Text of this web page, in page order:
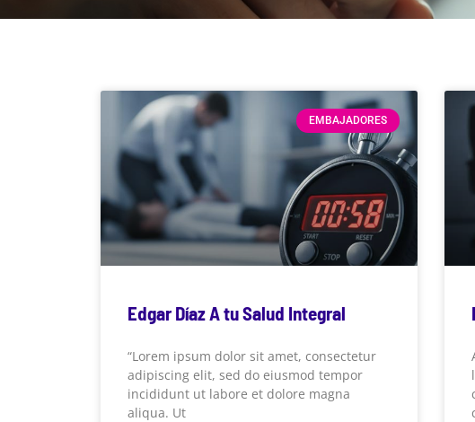
EMBAJADORES
Edgar Díaz A tu Salud Integral
“Lorem ipsum dolor sit amet, consectetur
adipiscing elit, sed do eiusmod tempor
incididunt ut labore et dolore magna
aliqua. Ut